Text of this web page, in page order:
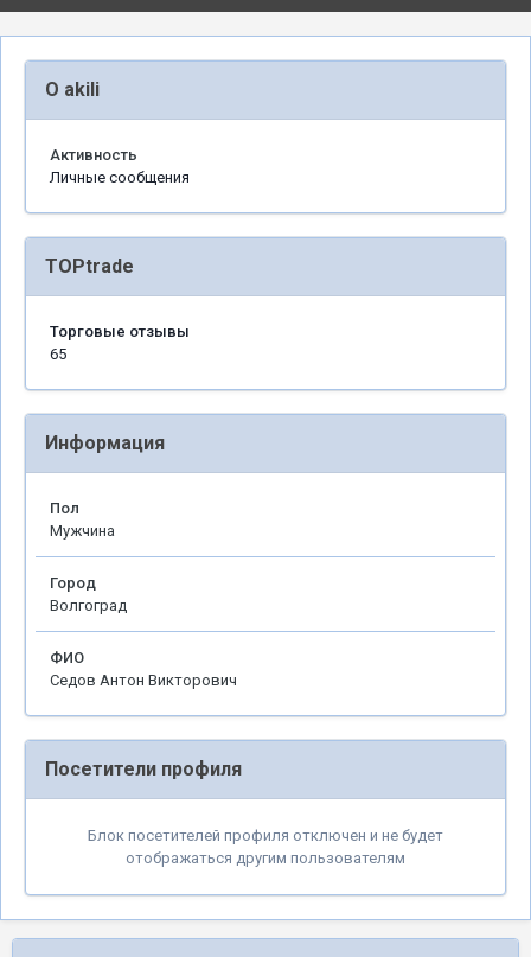
О akili
Активность
Личные сообщения
TOPtrade
Торговые отзывы
65
Информация
Пол
Мужчина
Город
Волгоград
ФИО
Седов Антон Викторович
Посетители профиля
Блок посетителей профиля отключен и не будет
отображаться другим пользователям